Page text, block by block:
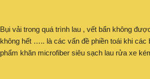
Bụi vải trong quá trình lau , vết bẩn không
không hết ….. là các vấn đề phiền toái khi các
phẩm khăn microfiber siêu sạch lau rửa xe